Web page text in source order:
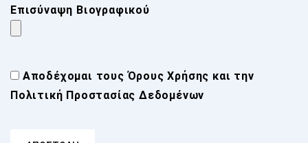
Επισύναψη Βιογραφικού
Αποδέχομαι τουςΌρους Χρήσης και την
Πολιτική Προστασίας Δεδομένων